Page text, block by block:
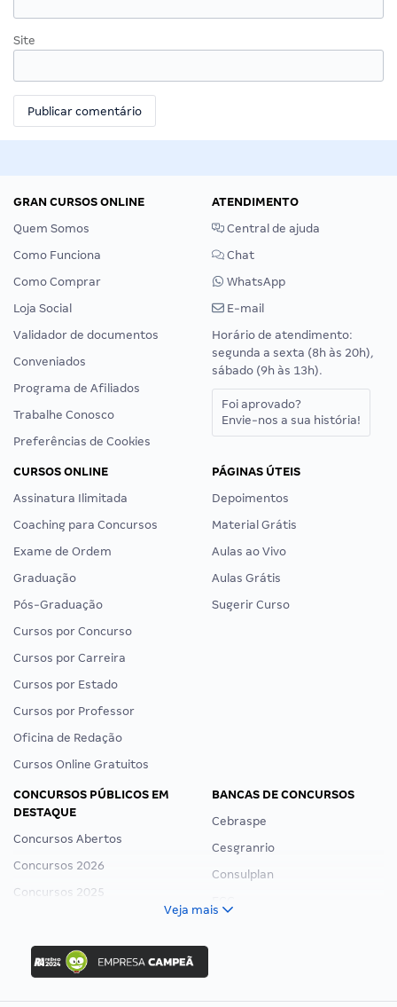
Site
GRAN CURSOS ONLINE
Quem Somos
Como Funciona
Como Comprar
Loja Social
Validador de documentos
Conveniados
Programa de Afiliados
Trabalhe Conosco
Preferências de Cookies
ATENDIMENTO
Central de ajuda
Chat
WhatsApp
E-mail
Horário de atendimento:
segunda a sexta (8h às 20h),
sábado (9h às 13h).
Foi aprovado?
Envie-nos a sua história!
CURSOS ONLINE
Assinatura Ilimitada
Coaching para Concursos
Exame de Ordem
Graduação
Pós-Graduação
Cursos por Concurso
Cursos por Carreira
Cursos por Estado
Cursos por Professor
Oficina de Redação
Cursos Online Gratuitos
PÁGINAS ÚTEIS
Depoimentos
Material Grátis
Aulas ao Vivo
Aulas Grátis
Sugerir Curso
CONCURSOS PÚBLICOS EM
DESTAQUE
Concursos Abertos
Concursos 2026
Concursos 2025
Concurso Ibama
Concurso MPU
Editais publicados
BANCAS DE CONCURSOS
Cebraspe
Cesgranrio
Consulplan
Veja mais